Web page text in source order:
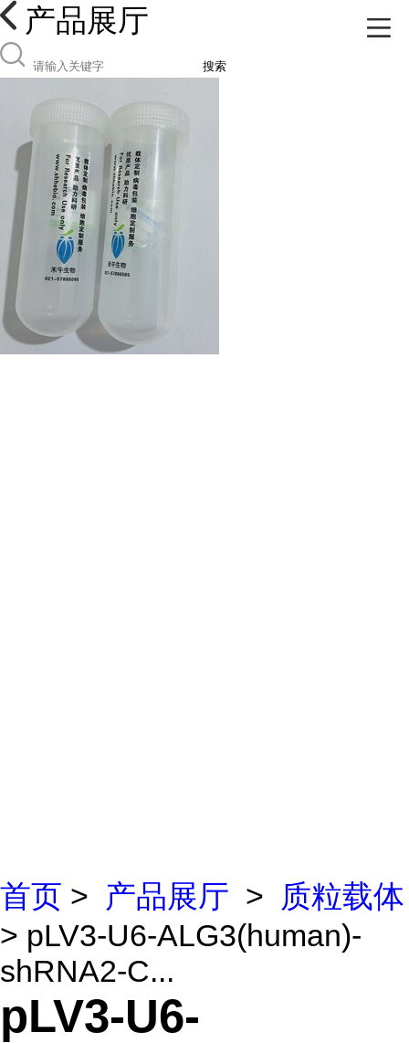
产品展厅
搜索
首页 > 产品展厅 >
质粒载体
> pLV3-U6-ALG3(human)-
shRNA2-C...
pLV3-U6-